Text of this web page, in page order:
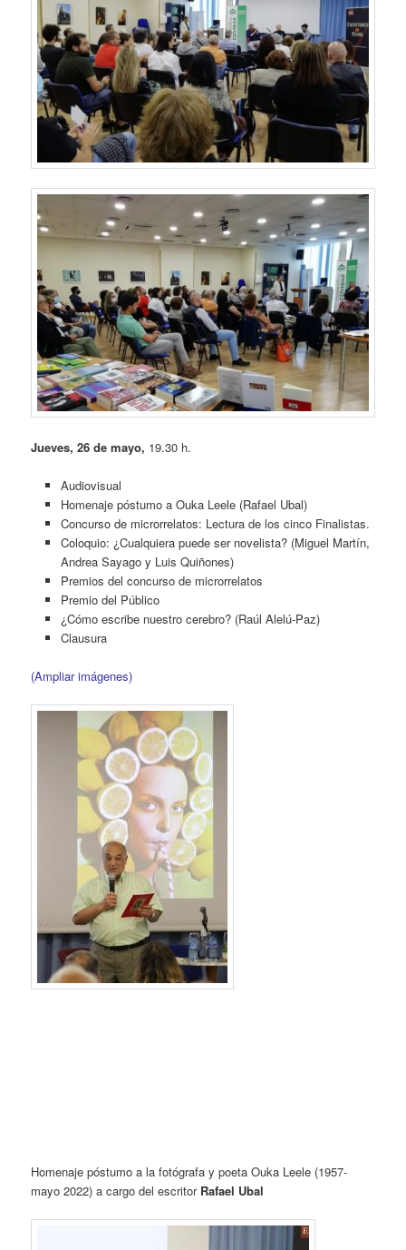
Jueves, 26 de mayo, 19.30 h.
Audiovisual
Homenaje póstumo a Ouka Leele (Rafael Ubal)
Concurso de microrrelatos: Lectura de los cinco Finalistas.
Coloquio: ¿Cualquiera puede ser novelista? (Miguel Martín,
Andrea Sayago y Luis Quiñones)
Premios del concurso de microrrelatos
Premio del Público
¿Cómo escribe nuestro cerebro? (Raúl Alelú-Paz)
Clausura
(Ampliar imágenes)
Homenaje póstumo a la fotógrafa y poeta Ouka Leele (1957-
mayo 2022) a cargo del escritor Rafael Ubal